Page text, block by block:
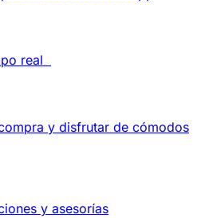
real
y disfrutar de cómodos
y asesorías